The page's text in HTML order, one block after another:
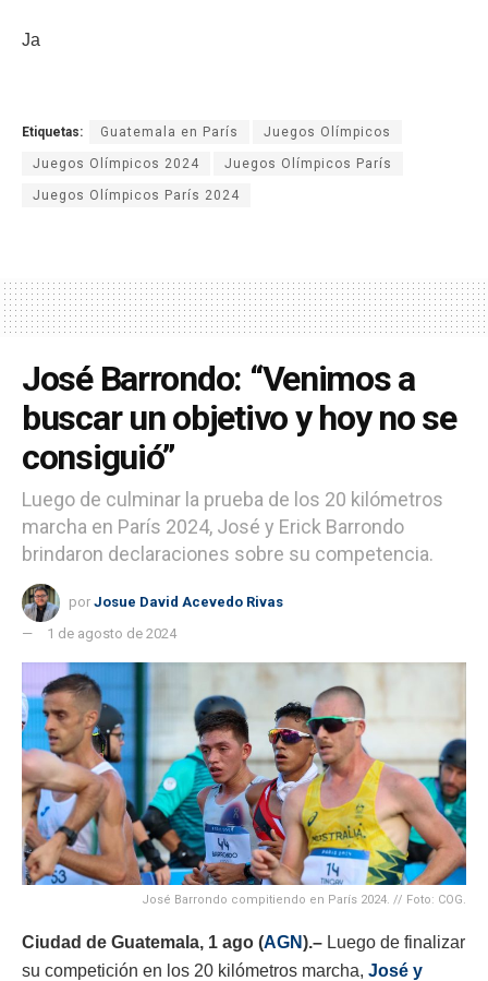
Ja
Etiquetas: Guatemala en París Juegos Olímpicos
Juegos Olímpicos 2024 Juegos Olímpicos París
Juegos Olímpicos París 2024
José Barrondo: “Venimos a
buscar un objetivo y hoy no se
consiguió”
Luego de culminar la prueba de los 20 kilómetros
marcha en París 2024, José y Erick Barrondo
brindaron declaraciones sobre su competencia.
por Josue David Acevedo Rivas
1 de agosto de 2024
José Barrondo compitiendo en París 2024. // Foto: COG.
Ciudad de Guatemala, 1 ago (AGN).– Luego de finalizar
su competición en los 20 kilómetros marcha, José y